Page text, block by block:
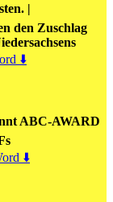
|
den Zuschlag
⬇️
ABC-AWARD
⬇️